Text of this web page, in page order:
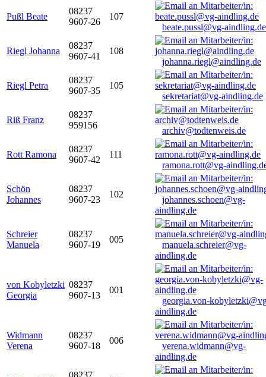
Pußl Beate
08237
9607-26
107
beate.pussl@vg-aindling.de
Riegl Johanna
08237
9607-41
108
johanna.riegl@aindling.de
Riegl Petra
08237
9607-35
105
sekretariat@vg-aindling.de
Riß Franz
08237
959156
archiv@todtenweis.de
Rott Ramona
08237
9607-42
111
ramona.rott@vg-
Schön
Johannes
08237
9607-23
102
johannes.schoen@vg-
aindling.de
Schreier
Manuela
08237
9607-19
005
manuela.schreier@vg-
aindling.de
von Kobyletzki
Georgia
08237
9607-13
001
georgia.von-
aindling.de
Widmann
Verena
08237
9607-18
006
verena.widmann@vg-
aindling.de